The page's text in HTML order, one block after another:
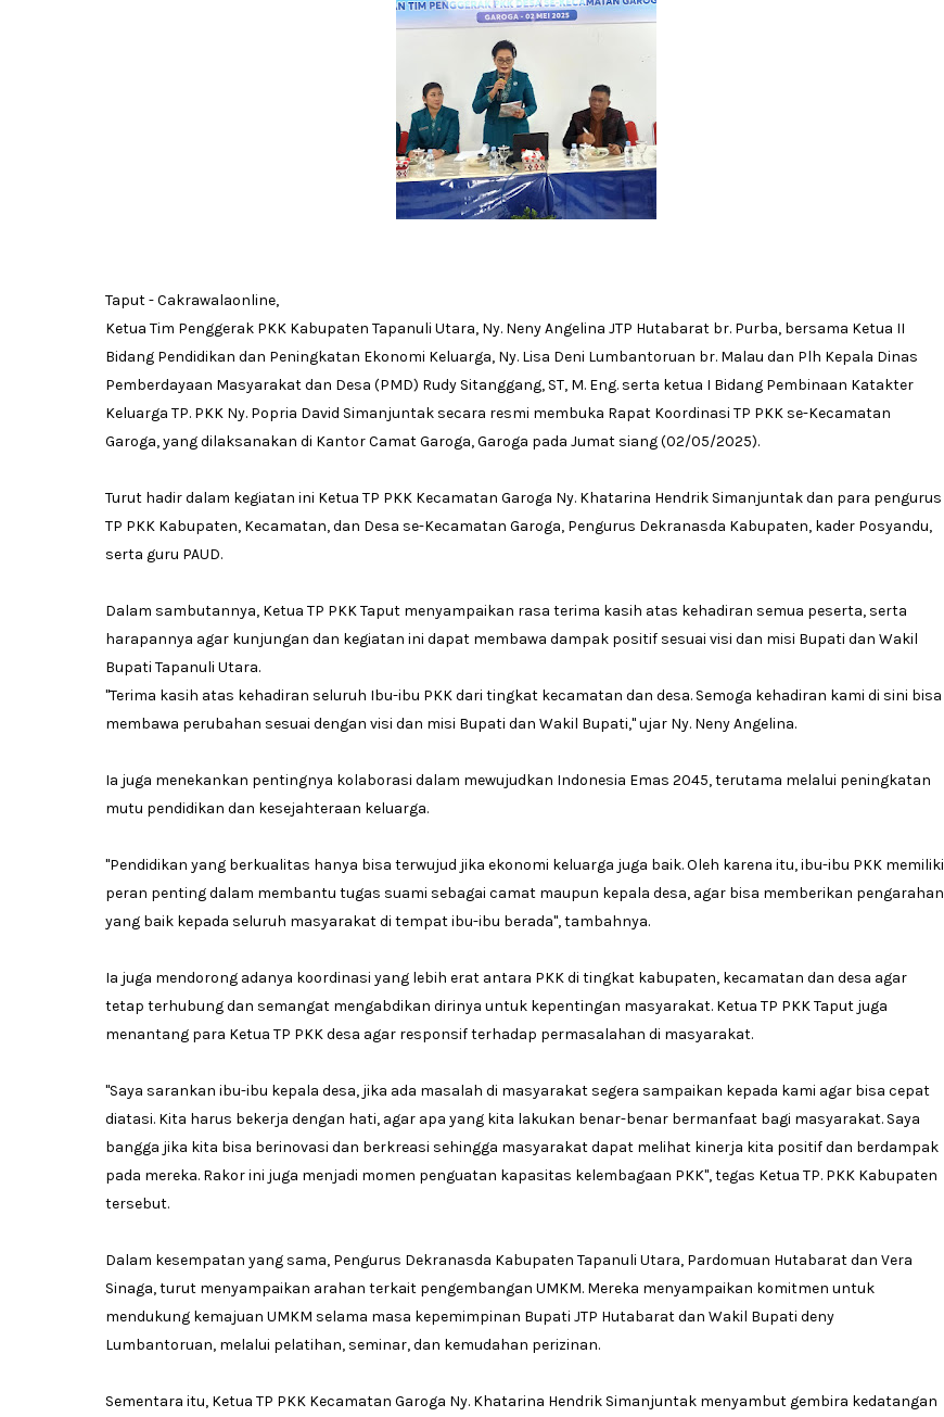
Taput - Cakrawalaonline,
Ketua Tim Penggerak PKK Kabupaten Tapanuli Utara, Ny. Neny Angelina JTP Hutabarat br. Purba, bersama Ketua II
Bidang Pendidikan dan Peningkatan Ekonomi Keluarga, Ny. Lisa Deni Lumbantoruan br. Malau dan Plh Kepala Dinas
Pemberdayaan Masyarakat dan Desa (PMD) Rudy Sitanggang, ST, M. Eng. serta ketua I Bidang Pembinaan Katakter
Keluarga TP. PKK Ny. Popria David Simanjuntak secara resmi membuka Rapat Koordinasi TP PKK se-Kecamatan
Garoga, yang dilaksanakan di Kantor Camat Garoga, Garoga pada Jumat siang (02/05/2025).
Turut hadir dalam kegiatan ini Ketua TP PKK Kecamatan Garoga Ny. Khatarina Hendrik Simanjuntak dan para pengurus
TP PKK Kabupaten, Kecamatan, dan Desa se-Kecamatan Garoga, Pengurus Dekranasda Kabupaten, kader Posyandu,
serta guru PAUD.
Dalam sambutannya, Ketua TP PKK Taput menyampaikan rasa terima kasih atas kehadiran semua peserta, serta
harapannya agar kunjungan dan kegiatan ini dapat membawa dampak positif sesuai visi dan misi Bupati dan Wakil
Bupati Tapanuli Utara.
"Terima kasih atas kehadiran seluruh Ibu-ibu PKK dari tingkat kecamatan dan desa. Semoga kehadiran kami di sini bisa
membawa perubahan sesuai dengan visi dan misi Bupati dan Wakil Bupati," ujar Ny. Neny Angelina.
Ia juga menekankan pentingnya kolaborasi dalam mewujudkan Indonesia Emas 2045, terutama melalui peningkatan
mutu pendidikan dan kesejahteraan keluarga.
"Pendidikan yang berkualitas hanya bisa terwujud jika ekonomi keluarga juga baik. Oleh karena itu, ibu-ibu PKK memiliki
peran penting dalam membantu tugas suami sebagai camat maupun kepala desa, agar bisa memberikan pengarahan
yang baik kepada seluruh masyarakat di tempat ibu-ibu berada", tambahnya.
Ia juga mendorong adanya koordinasi yang lebih erat antara PKK di tingkat kabupaten, kecamatan dan desa agar
tetap terhubung dan semangat mengabdikan dirinya untuk kepentingan masyarakat. Ketua TP PKK Taput juga
menantang para Ketua TP PKK desa agar responsif terhadap permasalahan di masyarakat.
"Saya sarankan ibu-ibu kepala desa, jika ada masalah di masyarakat segera sampaikan kepada kami agar bisa cepat
diatasi. Kita harus bekerja dengan hati, agar apa yang kita lakukan benar-benar bermanfaat bagi masyarakat. Saya
bangga jika kita bisa berinovasi dan berkreasi sehingga masyarakat dapat melihat kinerja kita positif dan berdampak
pada mereka. Rakor ini juga menjadi momen penguatan kapasitas kelembagaan PKK", tegas Ketua TP. PKK Kabupaten
tersebut.
Dalam kesempatan yang sama, Pengurus Dekranasda Kabupaten Tapanuli Utara, Pardomuan Hutabarat dan Vera
Sinaga, turut menyampaikan arahan terkait pengembangan UMKM. Mereka menyampaikan komitmen untuk
mendukung kemajuan UMKM selama masa kepemimpinan Bupati JTP Hutabarat dan Wakil Bupati deny
Lumbantoruan, melalui pelatihan, seminar, dan kemudahan perizinan.
Sementara itu, Ketua TP PKK Kecamatan Garoga Ny. Khatarina Hendrik Simanjuntak menyambut gembira kedatangan